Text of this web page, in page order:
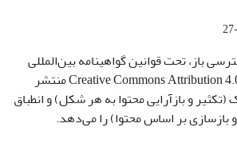
باز، تحت قوانین گواهینامه بین‌المللی
Creative Commons Attribution 4.0 International License منتشر
و بازآرایی محتوا به هر شکل) و انطباق
بازسازی بر اساس محتوا) را می‌دهد.